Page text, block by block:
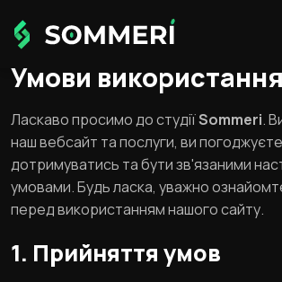
Умови використання
Ласкаво просимо до студіїSommeri.
наш вебсайт та послуги, ви
дотримуватись та бути зв'язаними
умовами. Будь ласка, уважно
перед використанням нашого сайту.
1. Прийняття умов